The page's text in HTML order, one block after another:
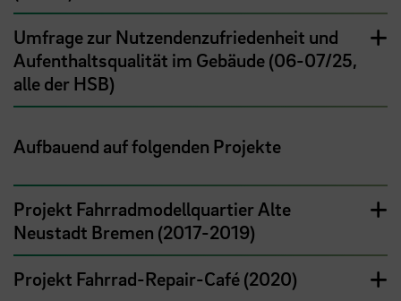
Umfrage zur Nutzendenzufriedenheit und
Aufenthaltsqualität im Gebäude (06-07/25,
alle der HSB)
Aufbauend auf folgenden Projekte
Projekt Fahrradmodellquartier Alte
Neustadt Bremen (2017-2019)
Projekt Fahrrad-Repair-Café (2020)